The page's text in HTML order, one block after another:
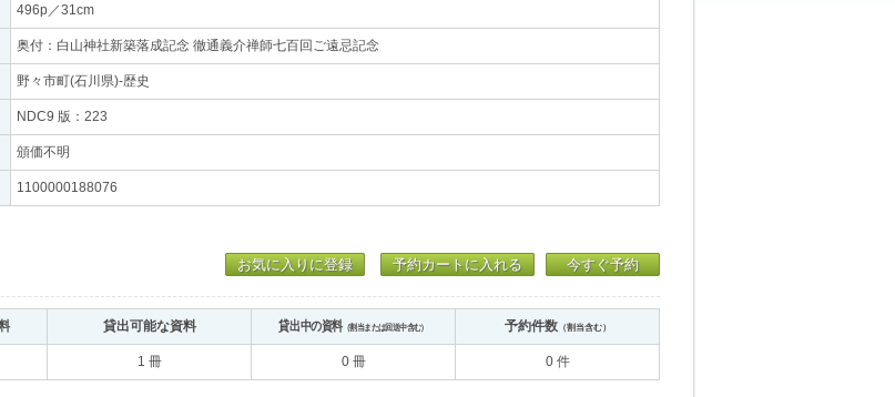
496p／31cm
奥付：白山神社新築落成記念 徹通義介禅師七百回ご遠忌記念
野々市町(石川県)-歴史
NDC9 版：223
頒価不明
1100000188076
お気に入りに登録 予約カートに入れる 今すぐ予約
貸出可能な資料 貸出中の資料（割当または回送中含む） 予約件数（割当含む）
1 冊 0 冊 0 件